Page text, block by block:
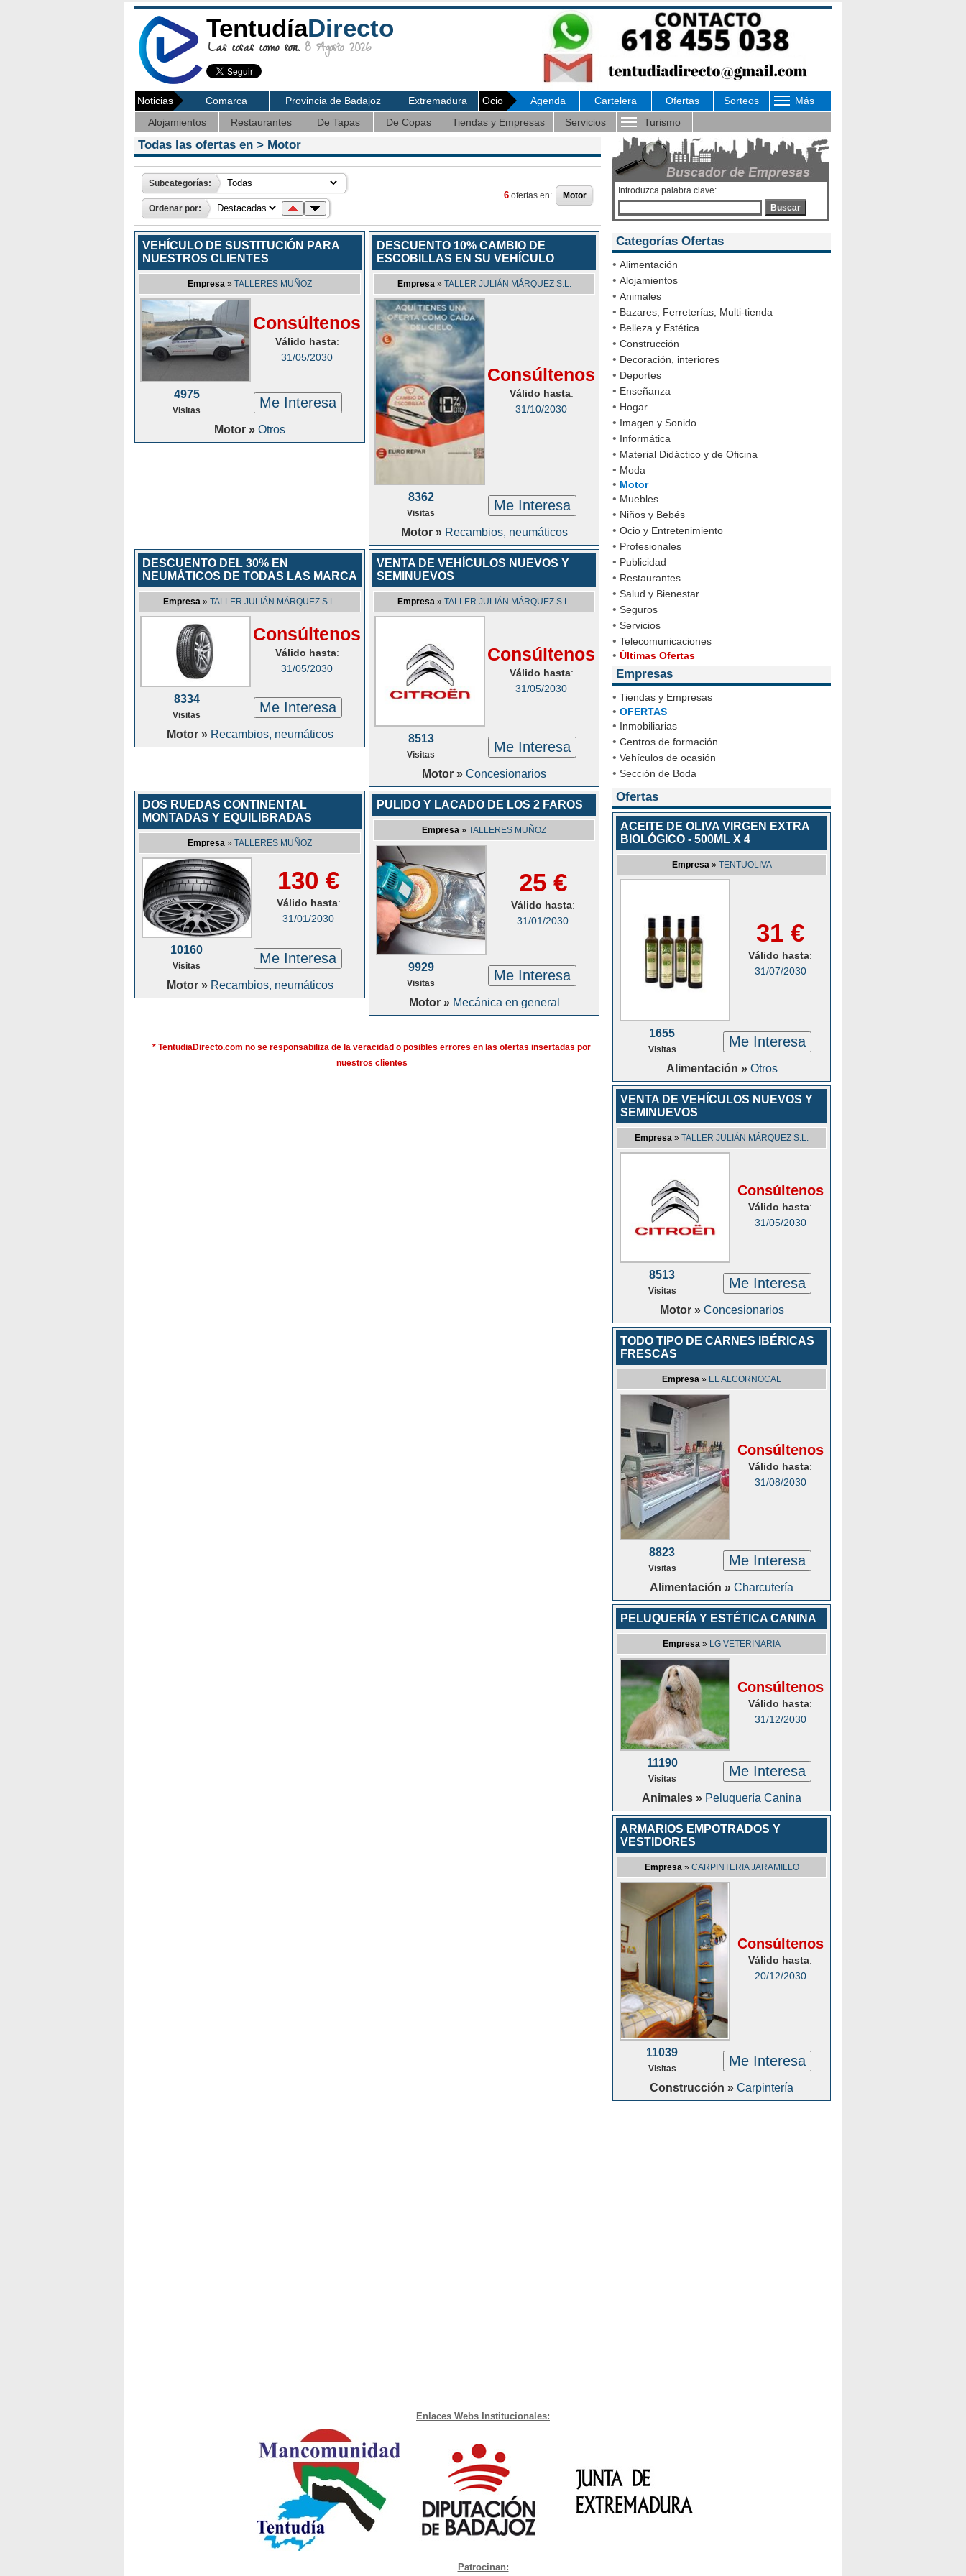
TentudíaDirecto
Las cosas como son. 8 Agosto 2026
Noticias Comarca Provincia de Badajoz Extremadura Ocio Agenda Cartelera Ofertas Sorteos
Más
Alojamientos
Restaurantes De Tapas De Copas Tiendas y Empresas Servicios Turismo
Todas las ofertas en > Motor
Subcategorías:
Ordenar por:
6 ofertas en: Motor
VEHÍCULO DE SUSTITUCIÓN PARA
NUESTROS CLIENTES
Empresa » TALLERES MUÑOZ
Consúltenos
Válido hasta:
31/05/2030
4975
Visitas Me Interesa
Motor » Otros
DESCUENTO 10% CAMBIO DE
ESCOBILLAS EN SU VEHÍCULO
Empresa» TALLER JULIÁN MÁRQUEZ S.L.
Consúltenos
Válido hasta:
31/10/2030
8362
Visitas Me Interesa
Motor » Recambios, neumáticos
DESCUENTO DEL 30% EN
NEUMÁTICOS DE TODAS LAS MARCA
Empresa» TALLER JULIÁN MÁRQUEZ S.L.
Consúltenos
Válido hasta:
31/05/2030
8334
Visitas Me Interesa
Motor » Recambios, neumáticos
VENTA DE VEHÍCULOS NUEVOS Y
SEMINUEVOS
Empresa» TALLER JULIÁN MÁRQUEZ S.L.
Consúltenos
Válido hasta:
31/05/2030
8513
Visitas Me Interesa
Motor » Concesionarios
DOS RUEDAS CONTINENTAL
MONTADAS Y EQUILIBRADAS
Empresa » TALLERES MUÑOZ
130 €
Válido hasta:
31/01/2030
10160
Visitas Me Interesa
Motor » Recambios, neumáticos
PULIDO Y LACADO DE LOS 2 FAROS
Empresa » TALLERES MUÑOZ
25 €
Válido hasta:
31/01/2030
9929
Visitas Me Interesa
Motor » Mecánica en general
* TentudiaDirecto.com no se responsabiliza de la veracidad o posibles errores en las ofertas insertadas por
nuestros clientes
Introduzca palabra clave:
Buscar
Categorías Ofertas
• Alimentación
• Alojamientos
• Animales
• Bazares, Ferreterías, Multi-tienda
• Belleza y Estética
• Construcción
• Decoración, interiores
• Deportes
• Enseñanza
• Hogar
• Imagen y Sonido
• Informática
• Material Didáctico y de Oficina
• Moda
• Motor
• Muebles
• Niños y Bebés
• Ocio y Entretenimiento
• Profesionales
• Publicidad
• Restaurantes
• Salud y Bienestar
• Seguros
• Servicios
• Telecomunicaciones
• Últimas Ofertas
Empresas
• Tiendas y Empresas
• OFERTAS
• Inmobiliarias
• Centros de formación
• Vehículos de ocasión
• Sección de Boda
Ofertas
ACEITE DE OLIVA VIRGEN EXTRA
BIOLÓGICO - 500ML X 4
Empresa» TENTUOLIVA
31 €
Válido hasta:
31/07/2030
1655
Visitas Me Interesa
Alimentación » Otros
VENTA DE VEHÍCULOS NUEVOS Y
SEMINUEVOS
Empresa » TALLER JULIÁN MÁRQUEZ S.L.
Consúltenos
Válido hasta:
31/05/2030
8513
Visitas Me Interesa
Motor » Concesionarios
TODO TIPO DE CARNES IBÉRICAS
FRESCAS
Empresa » EL ALCORNOCAL
Consúltenos
Válido hasta:
31/08/2030
8823
Visitas Me Interesa
Alimentación » Charcutería
PELUQUERÍA Y ESTÉTICA CANINA
Empresa » LG VETERINARIA
Consúltenos
Válido hasta:
31/12/2030
11190
Visitas Me Interesa
Animales » Peluquería Canina
ARMARIOS EMPOTRADOS Y
VESTIDORES
Empresa» CARPINTERIA JARAMILLO
Consúltenos
Válido hasta:
20/12/2030
11039
Visitas Me Interesa
Construcción » Carpintería
Enlaces Webs Institucionales:
Patrocinan: